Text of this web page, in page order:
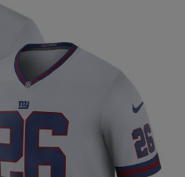
番14号